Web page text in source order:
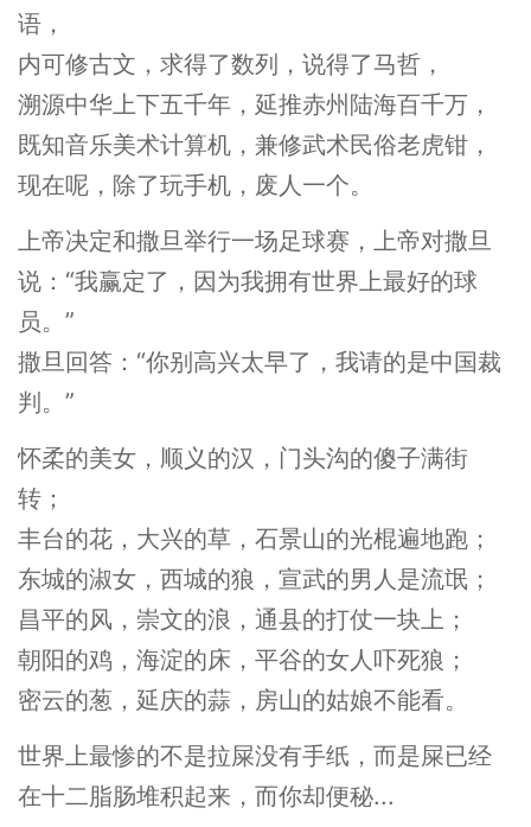
语，
内可修古文，求得了数列，说得了马哲，
溯源中华上下五千年，延推赤州陆海百千万，
既知音乐美术计算机，兼修武术民俗老虎钳，
现在呢，除了玩手机，废人一个。
上帝决定和撒旦举行一场足球赛，上帝对撒旦
说：“我赢定了，因为我拥有世界上最好的球
员。”
撒旦回答：“你别高兴太早了，我请的是中国裁
判。”
怀柔的美女，顺义的汉，门头沟的傻子满街
转；
丰台的花，大兴的草，石景山的光棍遍地跑；
东城的淑女，西城的狼，宣武的男人是流氓；
昌平的风，崇文的浪，通县的打仗一块上；
朝阳的鸡，海淀的床，平谷的女人吓死狼；
密云的葱，延庆的蒜，房山的姑娘不能看。
世界上最惨的不是拉屎没有手纸，而是屎已经
在十二脂肠堆积起来，而你却便秘...